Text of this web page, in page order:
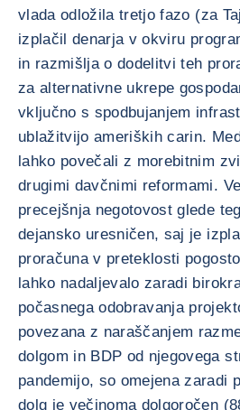
vlada odložila tretjo fazo (za
izplačil denarja v okviru
in razmišlja o dodelitvi teh
za alternativne ukrepe
vključno s spodbujanjem
ublažitvijo ameriških carin.
lahko povečali z morebitnim
drugimi davčnimi reformami.
precejšnja negotovost glede
dejansko uresničen, saj je
proračuna v preteklosti
lahko nadaljevalo zaradi
počasnega odobravanja
povezana z naraščanjem
dolgom in BDP od njegovega
pandemijo, so omejena zaradi
dolg je večinoma dolgoročen